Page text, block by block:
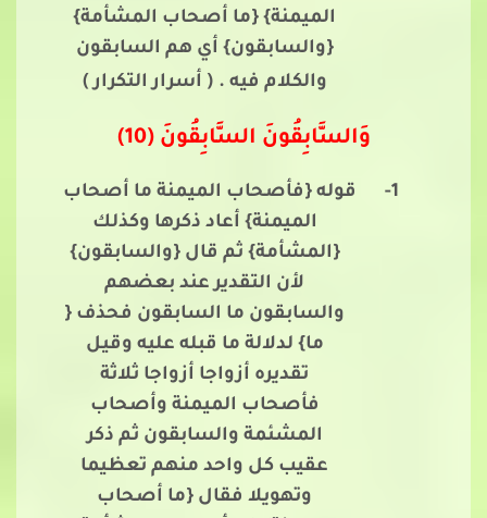
الميمنة} {ما أصحاب المشأمة}
{والسابقون} أي هم السابقون
والكلام فيه . ( أسرار التكرار )
وَالسَّابِقُونَ السَّابِقُونَ (10)
1-
قوله {فأصحاب الميمنة ما أصحاب
الميمنة} أعاد ذكرها وكذلك
{المشأمة} ثم قال {والسابقون}
لأن التقدير عند بعضهم
والسابقون ما السابقون فحذف {
ما} لدلالة ما قبله عليه وقيل
تقديره أزواجا أزواجا ثلاثة
فأصحاب الميمنة وأصحاب
المشئمة والسابقون ثم ذكر
عقيب كل واحد منهم تعظيما
وتهويلا فقال {ما أصحاب